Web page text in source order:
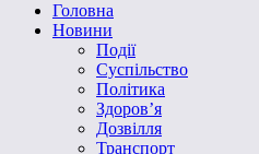
Головна
Новини
Події
Суспільство
Політика
Здоров’я
Дозвілля
Транспорт